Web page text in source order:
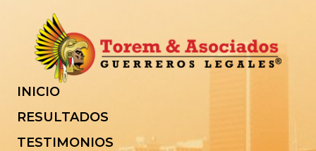
INICIO
RESULTADOS
TESTIMONIOS